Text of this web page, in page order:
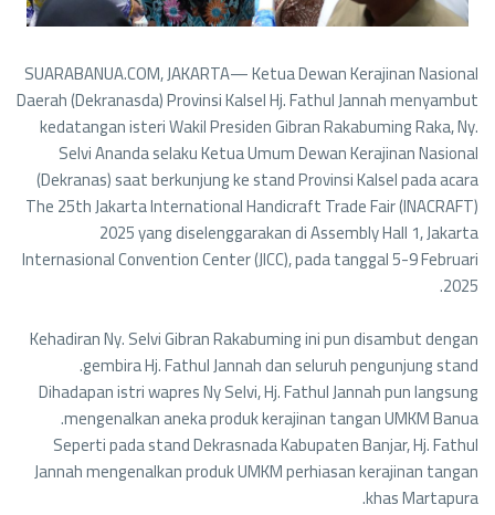
SUARABANUA.COM, JAKARTA— Ketua Dewan Kerajinan Nasional
Daerah (Dekranasda) Provinsi Kalsel Hj. Fathul Jannah menyambut
kedatangan isteri Wakil Presiden Gibran Rakabuming Raka, Ny.
Selvi Ananda selaku Ketua Umum Dewan Kerajinan Nasional
(Dekranas) saat berkunjung ke stand Provinsi Kalsel pada acara
The 25th Jakarta International Handicraft Trade Fair (INACRAFT)
2025 yang diselenggarakan di Assembly Hall 1, Jakarta
Internasional Convention Center (JICC), pada tanggal 5-9 Februari
2025.
Kehadiran Ny. Selvi Gibran Rakabuming ini pun disambut dengan
gembira Hj. Fathul Jannah dan seluruh pengunjung stand.
Dihadapan istri wapres Ny Selvi, Hj. Fathul Jannah pun langsung
mengenalkan aneka produk kerajinan tangan UMKM Banua.
Seperti pada stand Dekrasnada Kabupaten Banjar, Hj. Fathul
Jannah mengenalkan produk UMKM perhiasan kerajinan tangan
khas Martapura.